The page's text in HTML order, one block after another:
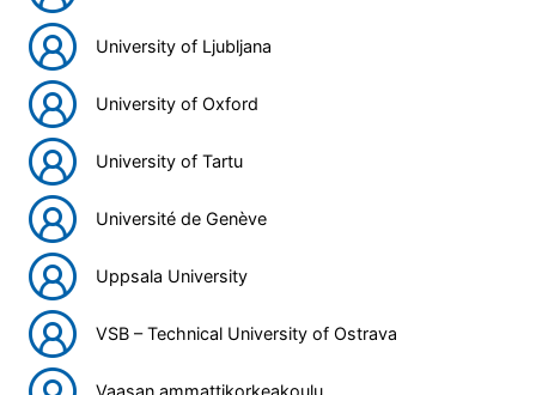
University of Ljubljana
University of Oxford
University of Tartu
Université de Genève
Uppsala University
VSB – Technical University of Ostrava
Vaasan ammattikorkeakoulu